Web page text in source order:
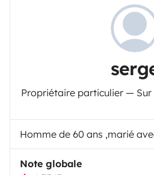
Propriétaire particulier — Sur
Homme de 60 ans ,marié
Note globale